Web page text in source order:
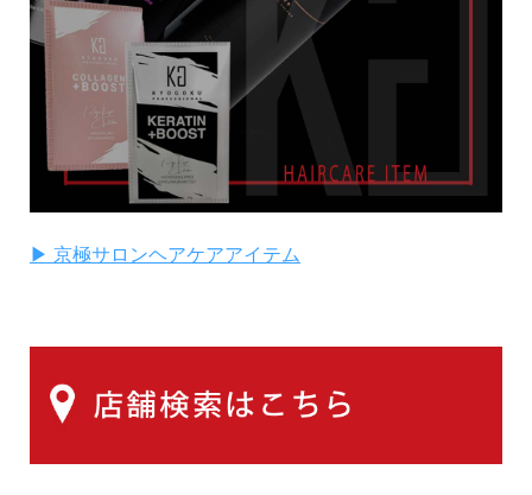
▶ 京極サロンヘアケアアイテム